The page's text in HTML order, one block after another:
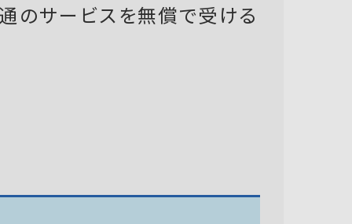
のサービスを無償で受ける